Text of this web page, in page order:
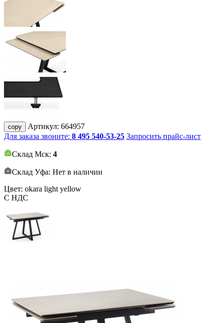
copy Артикул: 664957
Для заказа звоните: 8 495 540-53-25 Запросить прайс-лист
Склад Мск: 4
Склад Уфа: Нет в наличии
Цвет: okara light yellow
С НДС